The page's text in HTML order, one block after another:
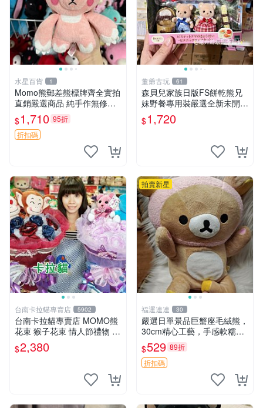
水星百貨 1
Momo熊郵差熊標牌齊全實拍
直銷嚴選商品 純手作無修圖
可收藏 郵差熊 Momo熊 標牌
商品
$1,710 95折
折扣碼
董爺古玩 61
森貝兒家族日版FS餅乾熊兄
妹野餐專用裝嚴選全新未開
封，包含兩組大童款紙盒裝，
適合收藏與分享。 餅乾熊兄
$1,720
台南卡拉貓專賣店 5902
台南卡拉貓專賣店 MOMO熊
花束 猴子花束 情人節禮物 二
選一 可繡字 可今天寄明天到
$2,380
拍賣新星
福運連連 30
嚴選日單景品巨蟹座毛絨熊，
30cm精心工藝，手感軟糯推
薦收藏送人 巨蟹座 毛絨玩具
精緻做工
$529 89折
折扣碼